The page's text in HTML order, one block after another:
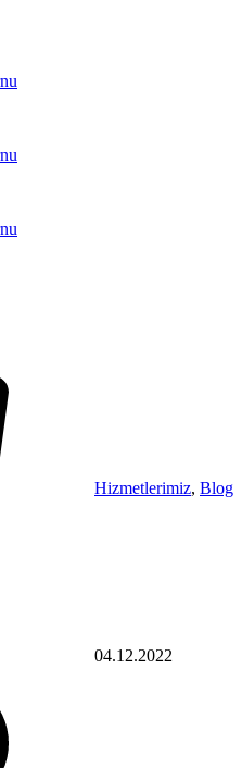
Hizmetlerimiz, Blog
04.12.2022